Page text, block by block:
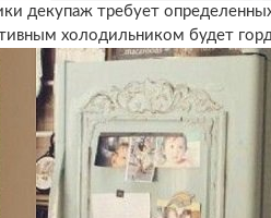
декупаж требует
холодильником будет